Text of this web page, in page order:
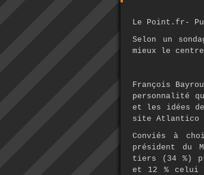
Le Point.fr-
Selon un
mieux le
François
personnalité
et les idées
site Atlantico
Conviés à
président du
tiers (34 %)
et 12 % celui